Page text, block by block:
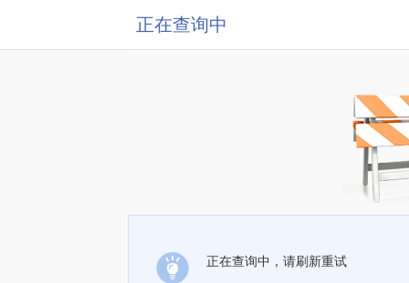
正在查询中
正在查询中，请刷新重试